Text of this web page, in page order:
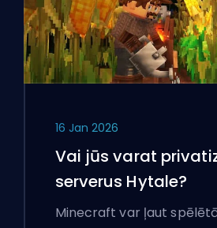
16 Jan 2026
Vai jūs varat
serverus Hytale?
Minecraft var ļaut